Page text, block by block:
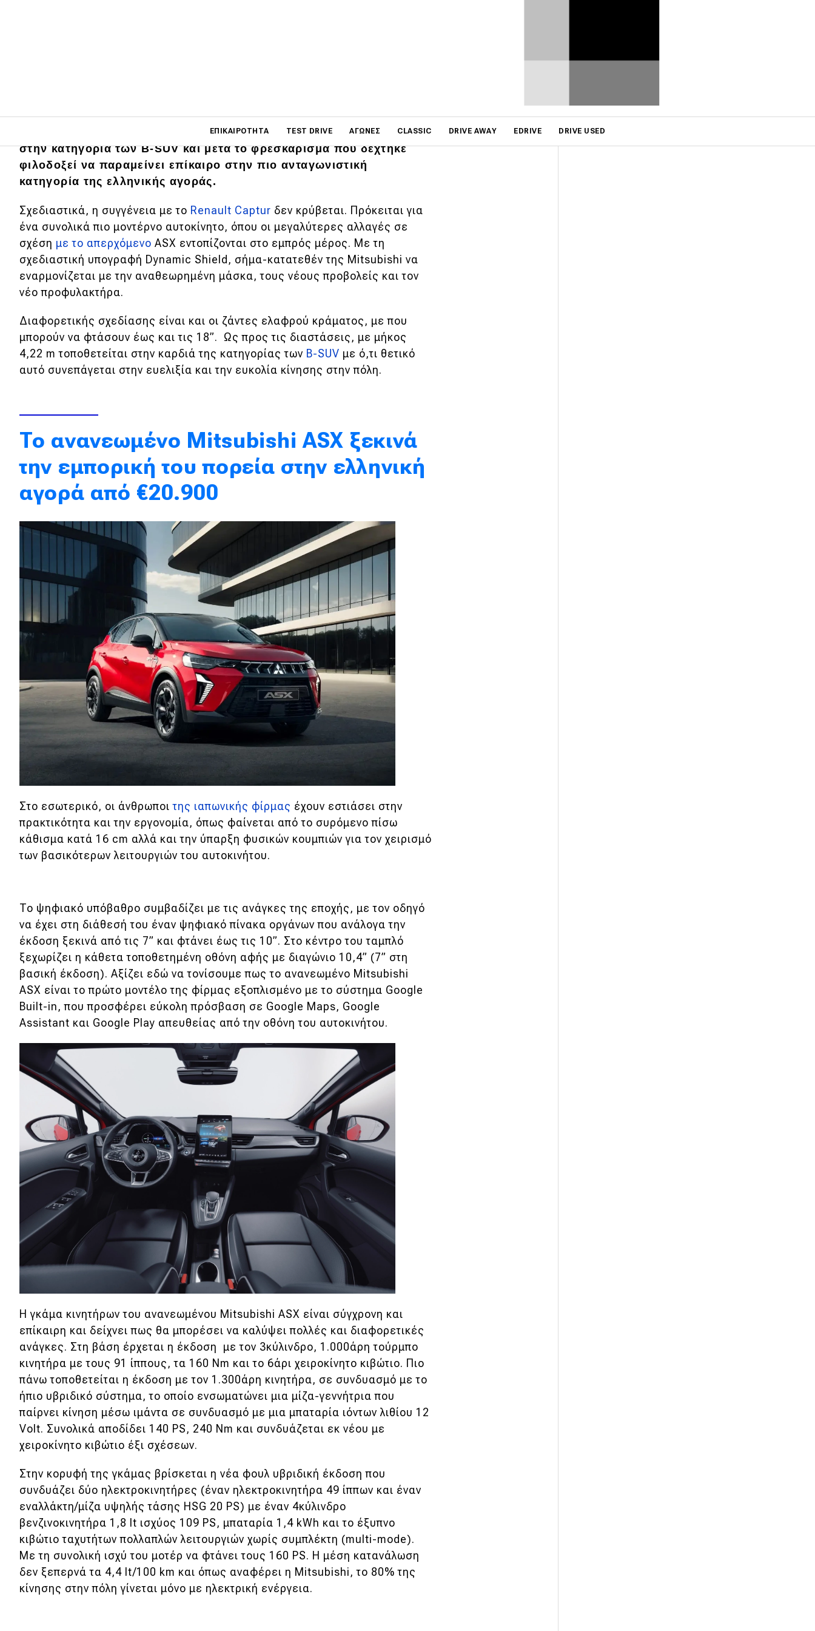
ΕΠΙΚΑΙΡΌΤΗΤΑ TEST DRIVE ΑΓΏΝΕΣ CLASSIC DRIVE AWAY EDRIVE DRIVE USED
Main navigation
Επικαιρότητα
Νέα μοντέλα
Πρωτότυπα
Ελλάδα
Κόσμος
Τεχνολογία
Ασφάλεια
Αγορά
Αποστολή
Συγκρίνουμε
Αγώνες
Formula 1
Motorsport
Νέα
Τεχνολογία
Mobility
Σταθμοί φόρτισης
Classic
Νέα
Παρουσιάσεις
DRIVE Away
MOTO
Μεταχειρισμένο
Οδηγός αγοράς
Συμβουλές
Χρηστικά
Συμβουλές
ΚΤΕΟ
Οδική βοήθεια
eDRIVE
DRIVE USED
Το Mitsubishi ASX αποτελεί τον εκπρόσωπο της ιαπωνικής φίρμας
στην κατηγορία των Β-SUV και μετά το φρεσκάρισμα που δέχτηκε
φιλοδοξεί να παραμείνει επίκαιρο στην πιο ανταγωνιστική
κατηγορία της ελληνικής αγοράς.
Σχεδιαστικά, η συγγένεια με το Renault Captur δεν κρύβεται. Πρόκειται για
ένα συνολικά πιο μοντέρνο αυτοκίνητο, όπου οι μεγαλύτερες αλλαγές σε
σχέση με το απερχόμενο ASX εντοπίζονται στο εμπρός μέρος. Με τη
σχεδιαστική υπογραφή Dynamic Shield, σήμα-κατατεθέν της Mitsubishi να
εναρμονίζεται με την αναθεωρημένη μάσκα, τους νέους προβολείς και τον
νέο προφυλακτήρα.
Διαφορετικής σχεδίασης είναι και οι ζάντες ελαφρού κράματος, με που
μπορούν να φτάσουν έως και τις 18”. Ως προς τις διαστάσεις, με μήκος
4,22 m τοποθετείται στην καρδιά της κατηγορίας των B-SUV με ό,τι θετικό
αυτό συνεπάγεται στην ευελιξία και την ευκολία κίνησης στην πόλη.
To ανανεωμένο Mitsubishi ASX ξεκινά
την εμπορική του πορεία στην ελληνική
αγορά από €20.900
Στο εσωτερικό, οι άνθρωποιτης ιαπωνικής φίρμας έχουν εστιάσει στην
πρακτικότητα και την εργονομία, όπως φαίνεται από το συρόμενο πίσω
κάθισμα κατά 16 cm αλλά και την ύπαρξη φυσικών κουμπιών για τον χειρισμό
των βασικότερων λειτουργιών του αυτοκινήτου.
To ψηφιακό υπόβαθρο συμβαδίζει με τις ανάγκες της εποχής, με τον οδηγό
να έχει στη διάθεσή του έναν ψηφιακό πίνακα οργάνων που ανάλογα την
έκδοση ξεκινά από τις 7” και φτάνει έως τις 10”. Στο κέντρο του ταμπλό
ξεχωρίζει η κάθετα τοποθετημένη οθόνη αφής με διαγώνιο 10,4” (7” στη
βασική έκδοση). Aξίζει εδώ να τονίσουμε πως το ανανεωμένο Mitsubishi
ASX είναι το πρώτο μοντέλο της φίρμας εξοπλισμένο με το σύστημα Google
Built-in, που προσφέρει εύκολη πρόσβαση σε Google Maps, Google
Assistant και Google Play απευθείας από την οθόνη του αυτοκινήτου.
Η γκάμα κινητήρων του ανανεωμένου Mitsubishi ASX είναι σύγχρονη και
επίκαιρη και δείχνει πως θα μπορέσει να καλύψει πολλές και διαφορετικές
ανάγκες. Στη βάση έρχεται η έκδοση με τον 3κύλινδρο, 1.000άρη τούρμπο
κινητήρα με τους 91 ίππους, τα 160 Nm και το 6άρι χειροκίνητο κιβώτιο. Πιο
πάνω τοποθετείται η έκδοση με τον 1.300άρη κινητήρα, σε συνδυασμό με το
ήπιο υβριδικό σύστημα, το οποίο ενσωματώνει μια μίζα-γεννήτρια που
παίρνει κίνηση μέσω ιμάντα σε συνδυασμό με μια μπαταρία ιόντων λιθίου 12
Volt. Συνολικά αποδίδει 140 PS, 240 Nm και συνδυάζεται εκ νέου με
χειροκίνητο κιβώτιο έξι σχέσεων.
Στην κορυφή της γκάμας βρίσκεται η νέα φουλ υβριδική έκδοση που
συνδυάζει δύο ηλεκτροκινητήρες (έναν ηλεκτροκινητήρα 49 ίππων και έναν
εναλλάκτη/μίζα υψηλής τάσης HSG 20 PS) με έναν 4κύλινδρο
βενζινοκινητήρα 1,8 lt ισχύος 109 PS, μπαταρία 1,4 kWh και το έξυπνο
κιβώτιο ταχυτήτων πολλαπλών λειτουργιών χωρίς συμπλέκτη (multi-mode).
Με τη συνολική ισχύ του μοτέρ να φτάνει τους 160 PS. Η μέση κατανάλωση
δεν ξεπερνά τα 4,4 lt/100 km και όπως αναφέρει η Mitsubishi, το 80% της
κίνησης στην πόλη γίνεται μόνο με ηλεκτρική ενέργεια.